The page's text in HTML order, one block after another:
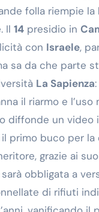
folla riempie la
Il 14presidio in
con Israele,
sa da che parte
La Sapienza
il riarmo e l’uso
diffonde un video
il primo buco per
grazie ai
sarà obbligata a
di rifiuti